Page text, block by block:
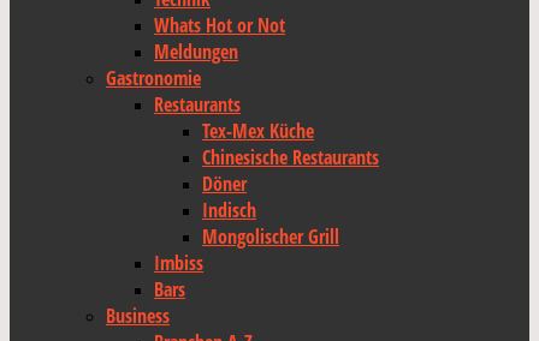
Whats Hot or Not
Meldungen
Gastronomie
Restaurants
Tex-Mex Küche
Chinesische Restaurants
Döner
Indisch
Mongolischer Grill
Imbiss
Bars
Business